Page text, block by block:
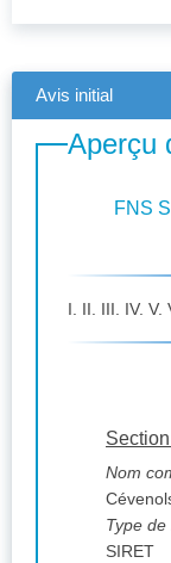
Avis initial
Aperçu
FNS
I.
Nom
Type
SIRET